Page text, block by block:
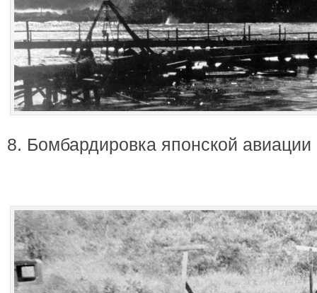
8. Бомбардировка японской авиации